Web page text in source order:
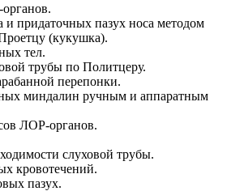
придаточных пазух носа методом
(кукушка).
тел.
трубы по Политцеру.
перепонки.
миндалин ручным и аппаратным
ЛОР-органов.
слуховой трубы.
кровотечений.
пазух.